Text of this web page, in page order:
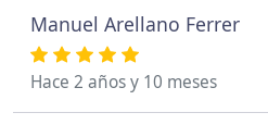
Manuel Arellano Ferrer
Hace 2 años y 10 meses